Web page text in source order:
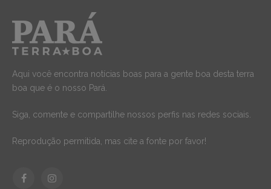
Aqui você encontra notícias boas para a gente boa desta terra
boa que é o nosso Pará.
Siga, comente e compartilhe nossos perfis nas redes sociais.
Reprodução permitida, mas cite a fonte por favor!
FacebookInstagram